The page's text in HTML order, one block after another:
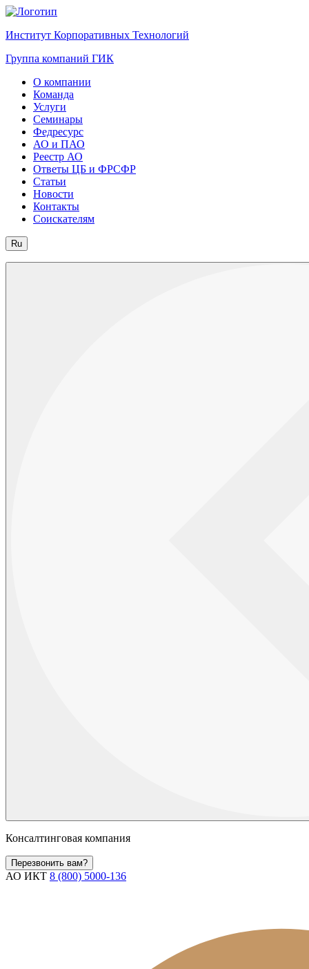
Институт Корпоративных Технологий
Группа компаний ГИК
О компании
Команда
Услуги
Семинары
Федресурс
АО и ПАО
Реестр АО
Ответы ЦБ и ФРСФР
Статьи
Новости
Контакты
Соискателям
Ru
Консалтинговая компания
Перезвонить вам?
АО ИКТ 8 (800) 5000-136